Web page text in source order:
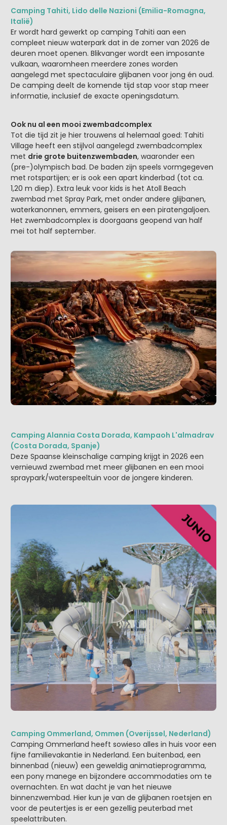
Camping Tahiti, Lido delle Nazioni (Emilia-Romagna,
Italië)
Er wordt hard gewerkt op camping Tahiti aan een
compleet nieuw waterpark dat in de zomer van 2026 de
deuren moet openen. Blikvanger wordt een imposante
vulkaan, waaromheen meerdere zones worden
aangelegd met spectaculaire glijbanen voor jong én oud.
De camping deelt de komende tijd stap voor stap meer
informatie, inclusief de exacte openingsdatum.
Ook nu al een mooi zwembadcomplex
Tot die tijd zit je hier trouwens al helemaal goed: Tahiti
Village heeft een stijlvol aangelegd zwembadcomplex
met drie grote buitenzwembaden, waaronder een
(pre-)olympisch bad. De baden zijn speels vormgegeven
met rotspartijen; er is ook een apart kinderbad (tot ca.
1,20 m diep). Extra leuk voor kids is het Atoll Beach
zwembad met Spray Park, met onder andere glijbanen,
waterkanonnen, emmers, geisers en een piratengaljoen.
Het zwembadcomplex is doorgaans geopend van half
mei tot half september.
Camping Alannia Costa Dorada, Kampaoh L'almadrav
(Costa Dorada, Spanje)
Deze Spaanse kleinschalige camping krijgt in 2026 een
vernieuwd zwembad met meer glijbanen en een mooi
spraypark/waterspeeltuin voor de jongere kinderen.
Camping Ommerland, Ommen (Overijssel, Nederland)
Camping Ommerland heeft sowieso alles in huis voor een
fijne familievakantie in Nederland. Een buitenbad, een
binnenbad (nieuw) een geweldig animatieprogramma,
een pony manege en bijzondere accommodaties om te
overnachten. En wat dacht je van het nieuwe
binnenzwembad. Hier kun je van de glijbanen roetsjen en
voor de peutertjes is er een gezellig peuterbad met
speelattributen.